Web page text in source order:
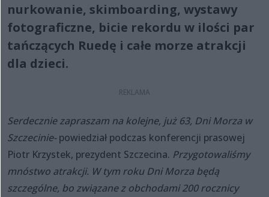
nurkowanie, skimboarding, wystawy
fotograficzne, bicie rekordu w ilości par
tańczących Ruedę i całe morze atrakcji
dla dzieci.
Serdecznie zapraszam na kolejne, już 63, Dni Morza w
Szczecinie-powiedział podczas konferencji prasowej
Piotr Krzystek, prezydent Szczecina. Przygotowaliśmy
mnóstwo atrakcji. W tym roku Dni Morza będą
szczególne, bo związane z obchodami 200 rocznicy